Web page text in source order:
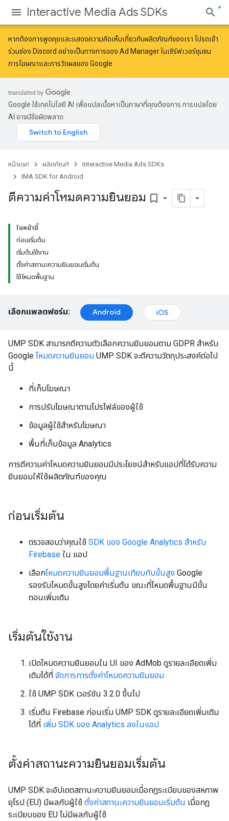
Interactive Media Ads SDKs
หากต้องการพูดคุยและแสดงความคิดเห็นเกี่ยวกับผลิตภัณฑ์ของเรา โปรดเข้า
ร่วมช่อง Discord อย่างเป็นทางการของ Ad Manager ในเซิร์ฟเวอร์ชุมชน
การโฆษณาและการวัดผลของ Google
Google ใช้เทคโนโลยี AI เพื่อแปลเนื้อหาเป็นภาษาที่คุณต้องการ การแปลโดย
AI อาจมีข้อผิดพลาด
หน้าแรก ผลิตภัณฑ์
Interactive Media Ads SDKs
IMA SDK for Android
ตีความค่าโหมดความยินยอม bookmark_border
ในหน้านี้
ก่อนเริ่มต้น
เริ่มต้นใช้งาน
ตั้งค่าสถานะความยินยอมเริ่มต้น
ใช้โหมดพื้นฐาน
เลือกแพลตฟอร์ม: Android iOS
UMP SDK สามารถตีความตัวเลือกความยินยอมตาม GDPR สำหรับ
Google โหมดความยินยอม UMP SDK จะตีความวัตถุประสงค์ต่อไป
นี้
ที่เก็บโฆษณา
การปรับโฆษณาตามโปรไฟล์ของผู้ใช้
ข้อมูลผู้ใช้สำหรับโฆษณา
พื้นที่เก็บข้อมูล Analytics
การตีความค่าโหมดความยินยอมมีประโยชน์สำหรับแอปที่ได้รับความ
ยินยอมให้ใช้ผลิตภัณฑ์ของคุณ
ก่อนเริ่มต้น
ตรวจสอบว่าคุณใช้ SDK ของ Google Analytics สําหรับ
Firebase ใน แอป
เลือกโหมดความยินยอมพื้นฐานเทียบกับขั้นสูง Google
รองรับโหมดขั้นสูงโดยค่าเริ่มต้น ขณะที่โหมดพื้นฐานมีขั้น
ตอนเพิ่มเติม
เริ่มต้นใช้งาน
เปิดโหมดความยินยอมใน UI ของ AdMob ดูรายละเอียดเพิ่ม
เติมได้ที่ จัดการการตั้งค่าโหมดความยินยอม
ใช้ UMP SDK เวอร์ชัน 3.2.0 ขึ้นไป
เริ่มต้น Firebase ก่อนเริ่ม UMP SDK ดูรายละเอียดเพิ่มเติม
ได้ที่ เพิ่ม SDK ของ Analytics ลงในแอป
ตั้งค่าสถานะความยินยอมเริ่มต้น
UMP SDK จะอัปเดตสถานะความยินยอมเมื่อกฎระเบียบของสหภาพ
ยุโรป (EU) มีผลกับผู้ใช้ ตั้งค่าสถานะความยินยอมเริ่มต้น เมื่อกฎ
ระเบียบของ EU ไม่มีผลกับผู้ใช้